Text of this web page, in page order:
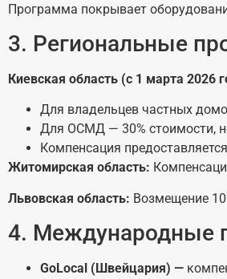
Программа покрывает
3. Региональные
Киевская область (с 1 марта 2026
Для владельцев частных
Для ОСМД — 30% стоимости,
Компенсация
Житомирская область:
Львовская область: Возмещение
4. Международные
GoLocal (Швейцария) —